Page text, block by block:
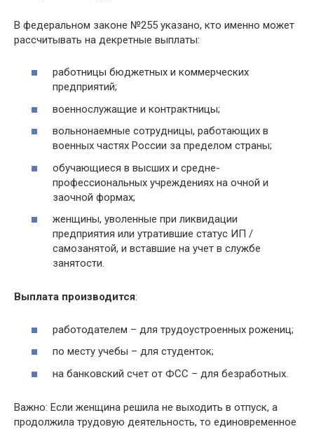
В федеральном законе №255 указано, кто именно может
рассчитывать на декретные выплаты:
работницы бюджетных и коммерческих
предприятий;
военнослужащие и контрактницы;
вольнонаемные сотрудницы, работающих в
военных частях России за пределом страны;
обучающиеся в высших и средне-
профессиональных учреждениях на очной и
заочной формах;
женщины, уволенные при ликвидации
предприятия или утратившие статус ИП /
самозанятой, и вставшие на учет в службе
занятости.
Выплата производится:
работодателем – для трудоустроенных рожениц;
по месту учебы – для студенток;
на банковский счет от ФСС – для безработных.
Важно: Если женщина решила не выходить в отпуск, а
продолжила трудовую деятельность, то единовременное